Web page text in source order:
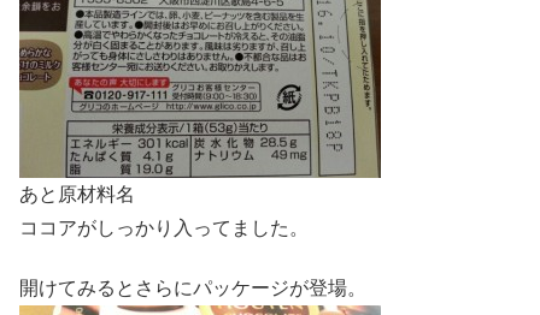
あと原材料名
ココアがしっかり入ってました。
開けてみるとさらにパッケージが登場。